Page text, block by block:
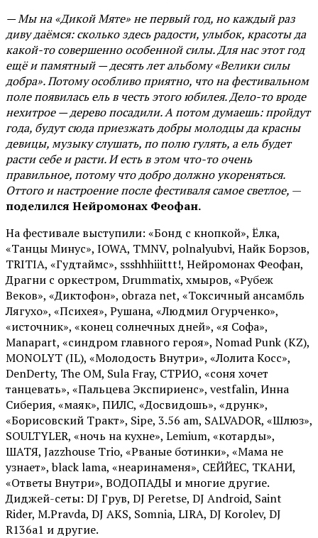
— Мы на «Дикой Мяте» не первый год, но каждый раз
диву даёмся: сколько здесь радости, улыбок, красоты да
какой-то совершенно особенной силы. Для нас этот год
ещё и памятный — десять лет альбому «Велики силы
добра». Потому особливо приятно, что на фестивальном
поле появилась ель в честь этого юбилея. Дело-то вроде
нехитрое — дерево посадили. А потом думаешь: пройдут
года, будут сюда приезжать добры молодцы да красны
девицы, музыку слушать, по полю гулять, а ель будет
расти себе и расти. И есть в этом что-то очень
правильное, потому что добро должно укореняться.
Оттого и настроение после фестиваля самое светлое, —
поделился Нейромонах Феофан.
На фестивале выступили: «Бонд с кнопкой», Ёлка,
«Танцы Минус», IOWA, TMNV, polnalyubvi, Найк Борзов,
TRITIA, «Гудтаймс», ssshhhiiittt!, Нейромонах Феофан,
Драгни с оркестром, Drummatix, хмыров, «Рубеж
Веков», «Диктофон», obraza net, «Токсичный ансамбль
Лягухо», «Психея», Рушана, «Людмил Огурченко»,
«источник», «конец солнечных дней», «я Софа»,
Manapart, «синдром главного героя», Nomad Punk (KZ),
MONOLYT (IL), «Молодость Внутри», «Лолита Косс»,
DenDerty, The OM, Sula Fray, СТРИО, «соня хочет
танцевать», «Пальцева Экспириенс», vestfalin, Инна
Сиберия, «маяк», ПИЛС, «Досвидошь», «друнк»,
«Борисовский Тракт», Sipe, 3.56 am, SALVADOR, «Шлюз»,
SOULTYLER, «ночь на кухне», Lemium, «котарды»,
ШАТЯ, Jazzhouse Trio, «Рваные ботинки», «Мама не
узнает», black lama, «неаринаменя», СЕЙЙЕС, ТКАНИ,
«Ответы Внутри», ВОДОПАДЫ и многие другие.
Диджей-сеты: DJ Грув, DJ Peretse, DJ Android, Saint
Rider, М.Pravda, DJ AKS, Somnia, LIRA, DJ Korolev, DJ
R136a1 и другие.